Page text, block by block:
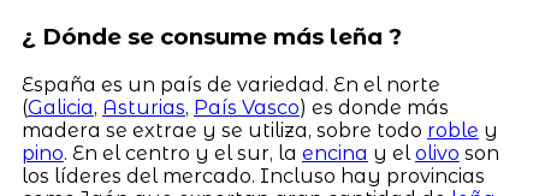
¿ Dónde se consume más leña ?
España es un país de variedad. En el norte
(Galicia, Asturias, País Vasco) es donde más
madera se extrae y se utiliza, sobre todo roble y
pino. En el centro y el sur, la encina y el olivo son
los líderes del mercado. Incluso hay provincias